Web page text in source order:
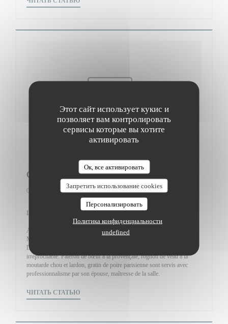
Этот сайт использует кукис и
позволяет вам контролировать
сервисы которые вы хотите
активировать
Ок, все активировать
Запретить использование cookies
Персонализировать
Политика конфиденциальности
undefined
Gault&Millau
01/03/2017
Le Bistrot du Maquis 12/20
André Le Letty a bénéficié d’un beau parcours chez Ledoyen, Prunier,
Martinez … avant d’attaquer Montmartre avec son bistrot du Maquis.
Déco de bistrot oblige pour accueillir un chef dont la technique reste
irréprochable. Paleron de bœuf à la provençale, rognon de veau à la
moutarde chou et lardon, gratin de poire parisienne sont servis avec
professionnalisme par son épouse, maîtresse de la salle.
ЧИТАТЬ СТАТЬЮ